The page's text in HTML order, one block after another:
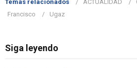
Temas relacionados ACTUALIDAD
Francisco
Ugaz
Siga leyendo